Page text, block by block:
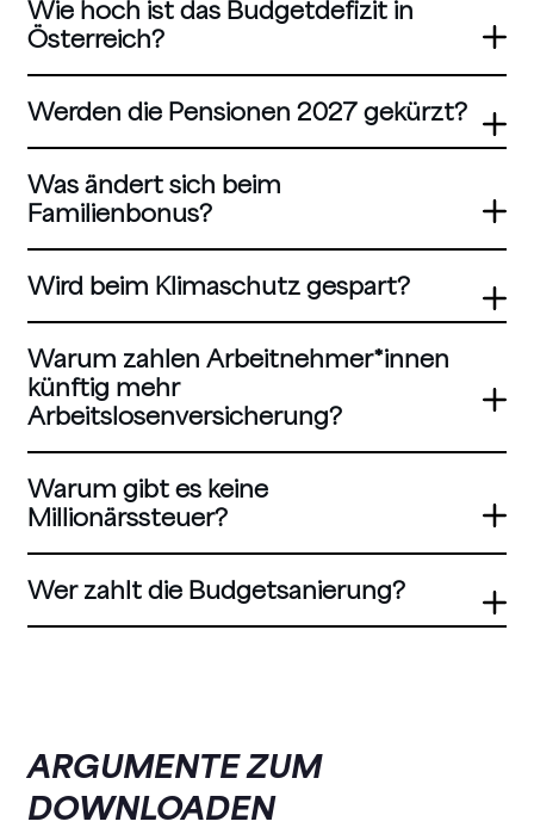
Wie hoch ist das Budgetdefizit in
Österreich?
Werden die Pensionen 2027 gekürzt?
Was ändert sich beim
Familienbonus?
Wird beim Klimaschutz gespart?
Warum zahlen Arbeitnehmer*innen
künftig mehr
Arbeitslosenversicherung?
Warum gibt es keine
Millionärssteuer?
Wer zahlt die Budgetsanierung?
ARGUMENTE ZUM
DOWNLOADEN